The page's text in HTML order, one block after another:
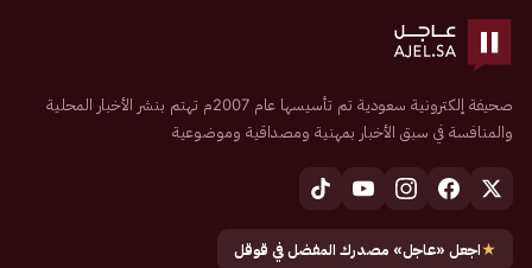
صحيفة إلكترونية سعودية تم تأسيسها عام 2007م تهتم بنشر الأخبار المحلية
والمنافسة في سبق الأخبار بمهنية ومصداقية وموضوعية
★اجعل «عاجل» مصدرك المفضل في قوقل